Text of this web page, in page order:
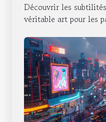
Découvrir les
véritable art pour les